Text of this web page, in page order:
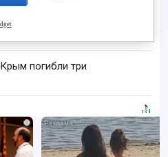
«На семи
погибли три
i